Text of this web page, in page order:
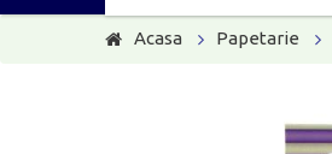
Acasa Papetarie